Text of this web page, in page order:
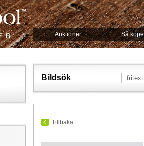
Auktioner Så
Bildsök
Tillbaka